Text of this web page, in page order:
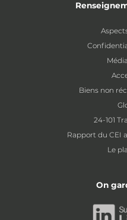
Biens non
24-101
Rapport du CEI
Le
On